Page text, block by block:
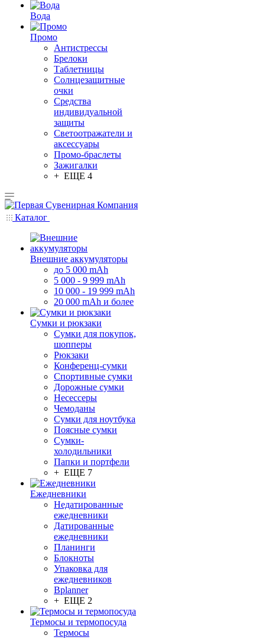
Вода
Промо
Антистрессы
Брелоки
Таблетницы
Солнцезащитные
очки
Средства
индивидуальной
защиты
Светоотражатели и
аксессуары
Промо-браслеты
Зажигалки
+ ЕЩЕ 4
Каталог
Внешние аккумуляторы
до 5 000 mAh
5 000 - 9 999 mAh
10 000 - 19 999 mAh
20 000 mAh и более
Сумки и рюкзаки
Сумки для покупок,
шопперы
Рюкзаки
Конференц-сумки
Спортивные сумки
Дорожные сумки
Несессеры
Чемоданы
Сумки для ноутбука
Поясные сумки
Сумки-
холодильники
Папки и портфели
+ ЕЩЕ 7
Ежедневники
Недатированные
ежедневники
Датированные
ежедневники
Планинги
Блокноты
Упаковка для
ежедневников
Bplanner
+ ЕЩЕ 2
Термосы и термопосуда
Термосы